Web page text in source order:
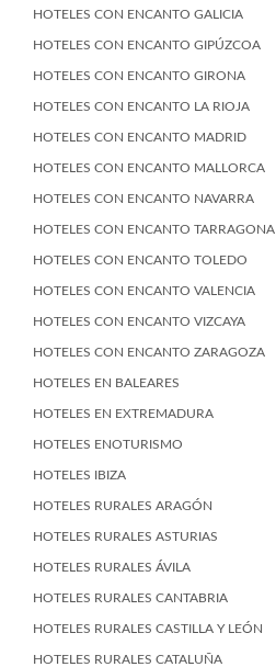
HOTELES CON ENCANTO GALICIA
HOTELES CON ENCANTO GIPÚZCOA
HOTELES CON ENCANTO GIRONA
HOTELES CON ENCANTO LA RIOJA
HOTELES CON ENCANTO MADRID
HOTELES CON ENCANTO MALLORCA
HOTELES CON ENCANTO NAVARRA
HOTELES CON ENCANTO TARRAGONA
HOTELES CON ENCANTO TOLEDO
HOTELES CON ENCANTO VALENCIA
HOTELES CON ENCANTO VIZCAYA
HOTELES CON ENCANTO ZARAGOZA
HOTELES EN BALEARES
HOTELES EN EXTREMADURA
HOTELES ENOTURISMO
HOTELES IBIZA
HOTELES RURALES ARAGÓN
HOTELES RURALES ASTURIAS
HOTELES RURALES ÁVILA
HOTELES RURALES CANTABRIA
HOTELES RURALES CASTILLA Y LEÓN
HOTELES RURALES CATALUÑA